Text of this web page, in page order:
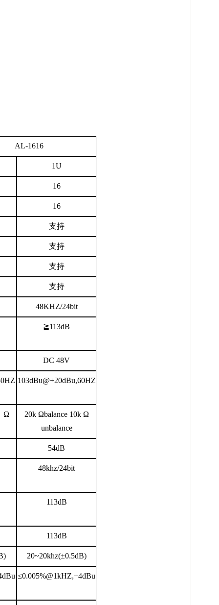
1616
1U
16
16
支持
支持
支持
支持
48KHZ/24bit
≧113dB
DC 48V
103dBu@+20dBu,60HZ
Ω
20k Ωbalance 10k Ω
unbalance
54dB
48khz/24bit
113dB
113dB
20~20khz(±0.5dB)
≤0.005%@1kHZ,+4dBu